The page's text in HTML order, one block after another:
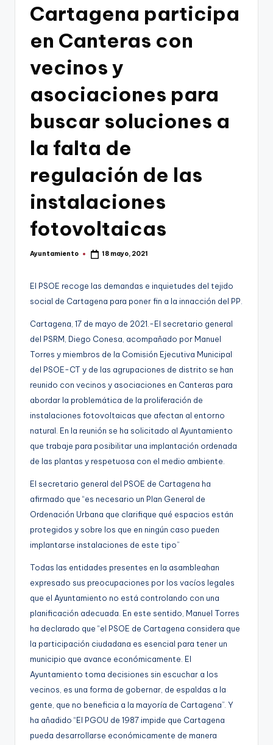
Cartagena participa
en Canteras con
vecinos y
asociaciones para
buscar soluciones a
la falta de
regulación de las
instalaciones
fotovoltaicas
Publicado
Ayuntamiento 18 mayo, 2021
El PSOE recoge las demandas e inquietudes del tejido
social de Cartagena para poner fin a la innacción del PP
Cartagena, 17 de mayo de 2021 .-El secretario general
del PSRM, Diego Conesa , acompañado por Manuel
Torres y miembros de la Comisión Ejecutiva Municipal
del PSOE-CT y de las agrupaciones de distrito se han
reunido con vecinos y asociaciones en Canteras para
abordar la problemática de la proliferación de
instalaciones fotovoltaicas que afectan al entorno
natural. En la reunión se ha solicitado al Ayuntamiento
que trabaje para posibilitar una implantación ordenada
de las plantas y respetuosa con el medio ambiente.
El secretario general del PSOE de Cartagena ha
afirmado que “es necesario un Plan General de
Ordenación Urbana que clarifique qué espacios están
protegidos y sobre los que en ningún caso pueden
implantarse instalaciones de este tipo”
Todas las entidades presentes en la asambleahan
expresado sus preocupaciones por los vacíos legales
que el Ayuntamiento no está controlando con una
planificación adecuada . En este sentido, Manuel Torres
ha declarado que “el PSOE de Cartagena considera que
la participación ciudadana es esencial para tener un
municipio que avance económicamente. El
Ayuntamiento toma decisiones sin escuchar a los
vecinos, es una forma de gobernar, de espaldas a la
gente, que no beneficia a la mayoría de Cartagena”. Y
ha añadido “El PGOU de 1987 impide que Cartagena
pueda desarrollarse económicamente de manera